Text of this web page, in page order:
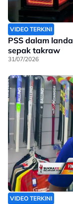
VIDEO TERKINI
PSS dalam
sepak takraw
31/07/2026
VIDEO TERKINI